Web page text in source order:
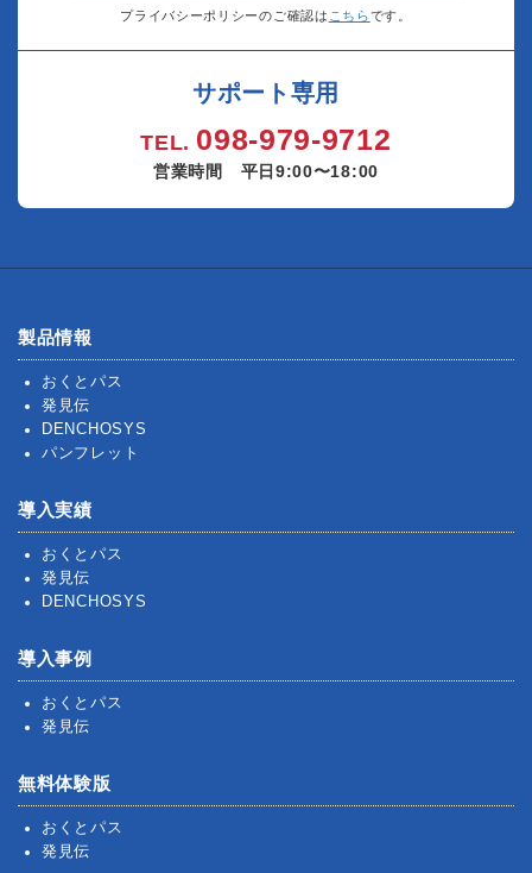
プライバシーポリシーのご確認は こちらです。
サポート専用
TEL. 098-979-9712
営業時間 平日9:00〜18:00
製品情報
おくとパス
発見伝
DENCHOSYS
パンフレット
導入実績
おくとパス
発見伝
DENCHOSYS
導入事例
おくとパス
発見伝
無料体験版
おくとパス
発見伝